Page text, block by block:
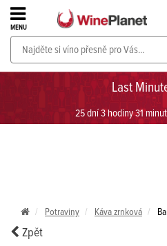
Last
25 dní 3 hodiny 31
MENU
PROSECCO v akci až do -
Potraviny Káva zrnková
Zpět